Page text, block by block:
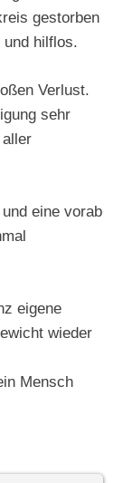
gestorben
hilflos.
Verlust.
sehr
eine vorab
eigene
wieder
Mensch